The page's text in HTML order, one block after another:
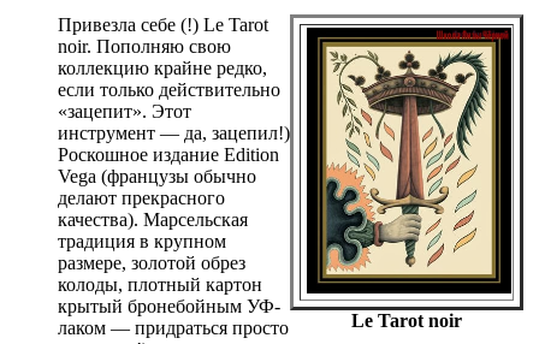
Le Tarot noir
Привезла себе (!) Le Tarot
noir. Пополняю свою
коллекцию крайне редко,
если только действительно
«зацепит». Этот
инструмент — да, зацепил!)
Роскошное издание Edition
Vega (французы обычно
делают прекрасного
качества). Марсельская
традиция в крупном
размере, золотой обрез
колоды, плотный картон
крытый бронебойным УФ-
лаком — придраться просто